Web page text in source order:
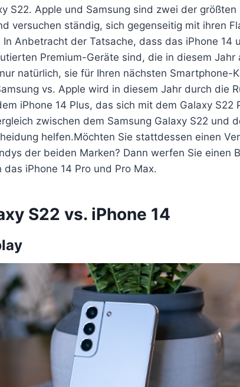
S22. Apple und Samsung sind zwei der größten
versuchen ständig, sich gegenseitig mit ihren
Anbetracht der Tatsache, dass das iPhone 14
Premium-Geräte sind, die in diesem Jahr
natürlich, sie für Ihren nächsten Smartphone-
vs. Apple wird in diesem Jahr durch die
iPhone 14 Plus, das sich mit dem Galaxy S22
zwischen dem Samsung Galaxy S22 und
helfen.Möchten Sie stattdessen einen
der beiden Marken? Dann werfen Sie einen
iPhone 14 Pro und Pro Max.
S22 vs. iPhone 14